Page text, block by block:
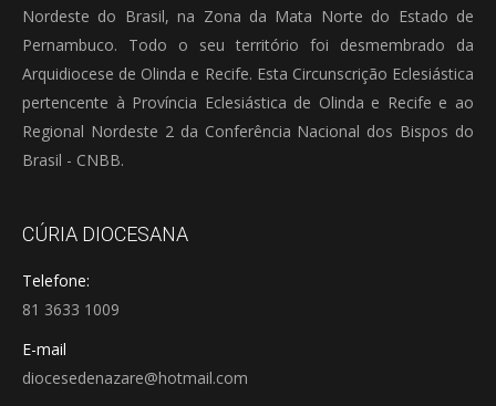
Nordeste do Brasil, na Zona da Mata Norte do Estado de
Pernambuco. Todo o seu território foi desmembrado da
Arquidiocese de Olinda e Recife. Esta Circunscrição Eclesiástica
pertencente à Província Eclesiástica de Olinda e Recife e ao
Regional Nordeste 2 da Conferência Nacional dos Bispos do
Brasil - CNBB.
CÚRIA DIOCESANA
Telefone:
81 3633 1009
E-mail
diocesedenazare@hotmail.com